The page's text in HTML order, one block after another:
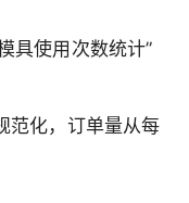
具使用次数统计”
范化，订单量从每